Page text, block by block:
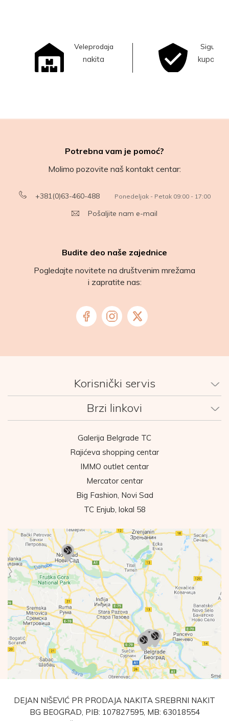
Veleprodaja
nakita
Sigurna
kupovina
Potrebna vam je pomoć?
Molimo pozovite naš kontakt centar:
+381(0)63-460-488 Ponedeljak - Petak 09:00 - 17:00
Pošaljite nam e-mail
Budite deo naše zajednice
Pogledajte novitete na društvenim mrežama
i zapratite nas:
Korisnički servis
Brzi linkovi
Galerija Belgrade TC
Rajićeva shopping centar
IMMO outlet centar
Mercator centar
Big Fashion, Novi Sad
TC Enjub, lokal 58
DEJAN NIŠEVIĆ PR PRODAJA NAKITA SREBRNI NAKIT
BG BEOGRAD, PIB: 107827595, MB: 63018554